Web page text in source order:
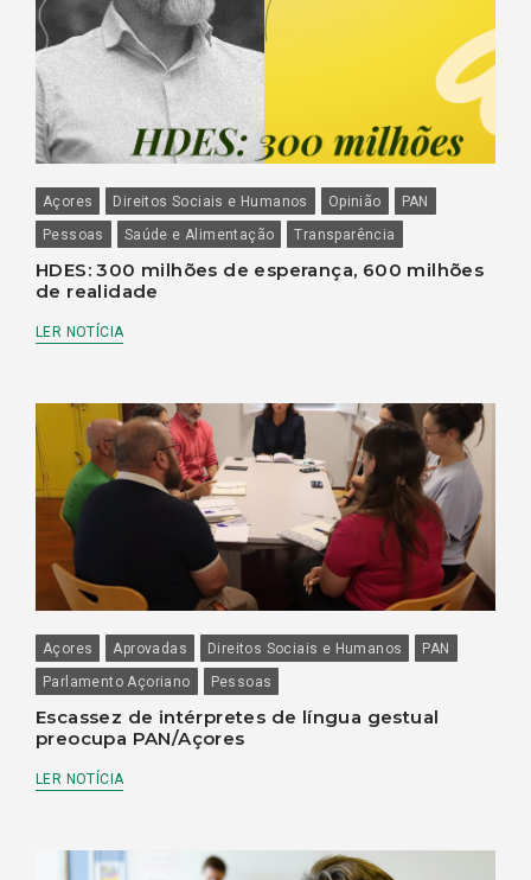
Açores Direitos Sociais e Humanos Opinião
PAN
Pessoas
Saúde e Alimentação Transparência
HDES: 300 milhões de esperança, 600 milhões
de realidade
LER NOTÍCIA
Açores Aprovadas Direitos Sociais e Humanos
PAN
Parlamento Açoriano
Pessoas
Escassez de intérpretes de língua gestual
preocupa PAN/Açores
LER NOTÍCIA